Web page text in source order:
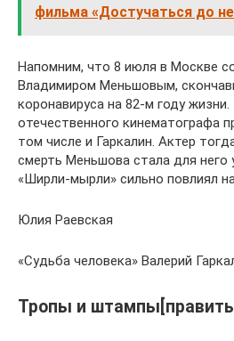
фильма «Достучаться до
Напомним, что 8 июля в Москве
Владимиром Меньшовым,
коронавируса на 82-м году
отечественного кинематографа
том числе и Гаркалин. Актер
смерть Меньшова стала для него
«Ширли-мырли» сильно повлиял
Юлия Раевская
«Судьба человека» Валерий
Тропы и